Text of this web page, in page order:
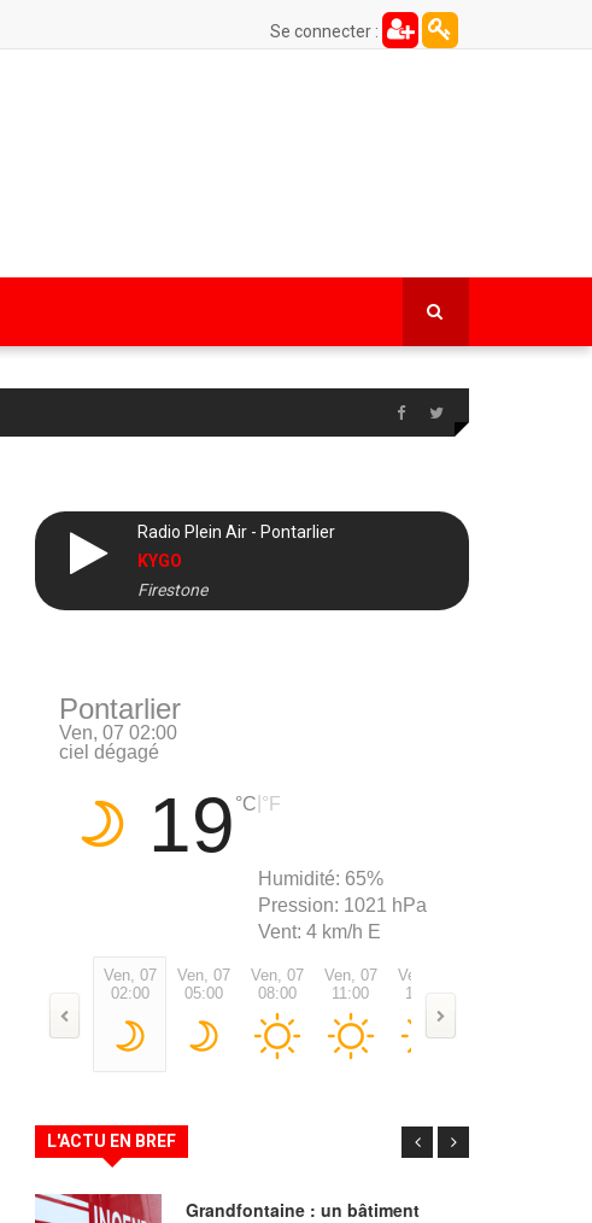
Se connecter :
Radio Plein Air - Pontarlier
KYGO
Firestone
Pontarlier
Ven, 07 02:00
ciel dégagé
19 °C °F
Humidité: 65%
Pression: 1021 hPa
Vent: 4 km/h E
Ven, 07
02:00
Ven, 07
05:00
Ven, 07
08:00
Ven, 07
11:00
Ven, 07
14:00
L'ACTU EN BREF
Grandfontaine : un bâtiment